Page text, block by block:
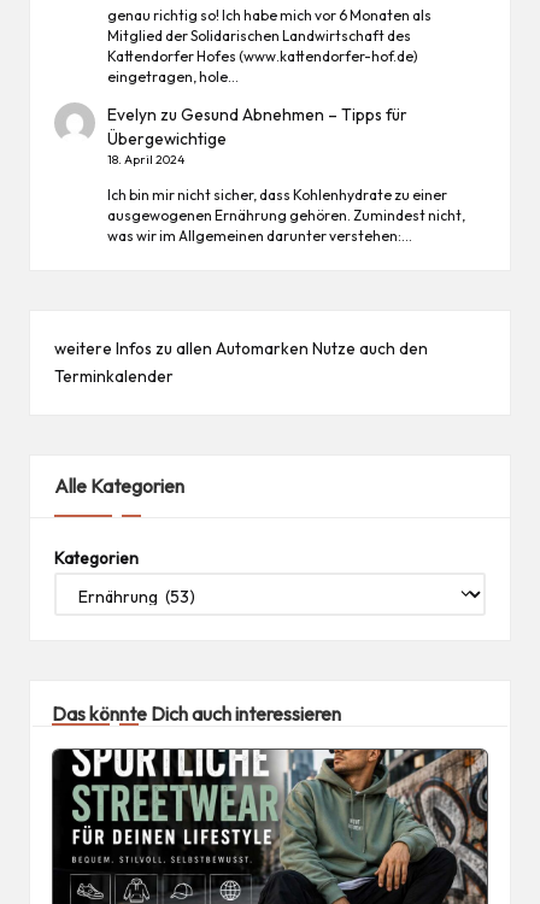
genau richtig so! Ich habe mich vor 6 Monaten als
Mitglied der Solidarischen Landwirtschaft des
Kattendorfer Hofes (www.kattendorfer-hof.de)
eingetragen, hole…
Evelyn zuGesund Abnehmen – Tipps für
Übergewichtige
18. April 2024
Ich bin mir nicht sicher, dass Kohlenhydrate zu einer
ausgewogenen Ernährung gehören. Zumindest nicht,
was wir im Allgemeinen darunter verstehen:…
weitere Infos zu allen Automarken Nutze auch den
Terminkalender
Alle Kategorien
Kategorien
Das könnte Dich auch interessieren